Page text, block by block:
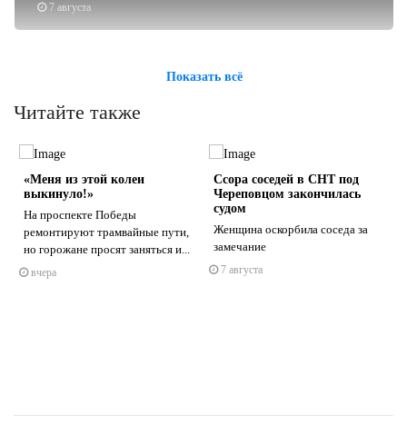
7 августа
Показать всё
Читайте также
«Меня из этой колеи
выкинуло!»
На проспекте Победы
ремонтируют трамвайные пути,
но горожане просят заняться и...
вчера
Ссора соседей в СНТ под
Череповцом закончилась
судом
Женщина оскорбила соседа за
замечание
7 августа